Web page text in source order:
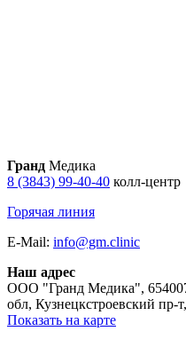
Гранд Медика
8 (3843) 99-40-40 колл-центр
Горячая линия
E-Mail: info@gm.clinic
Наш адрес
ООО "Гранд Медика",
обл, Кузнецкстроевский пр-
Показать на карте